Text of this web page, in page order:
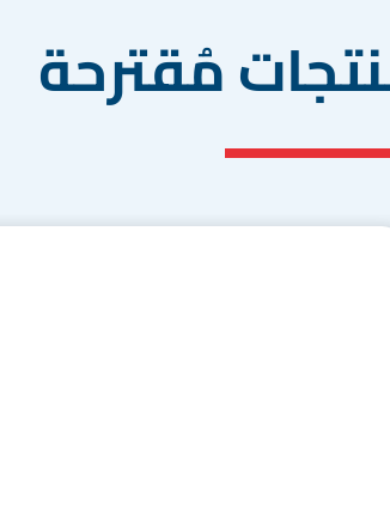
مُقترحة